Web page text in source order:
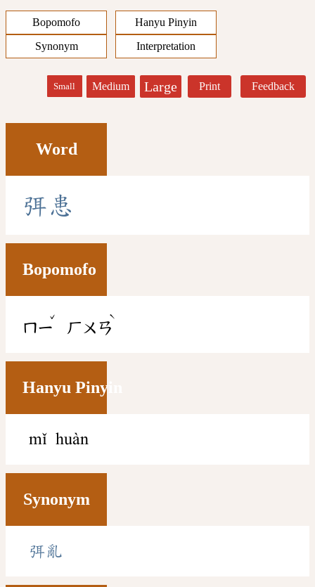
Bopomofo
Hanyu Pinyin
Synonym
Interpretation
Small Medium Large Print Feedback
Word
弭 患
Bopomofo
ㄇㄧ
ˇ
ㄏㄨㄢ
ˋ
Hanyu Pinyin
mǐ huàn
Synonym
弭亂